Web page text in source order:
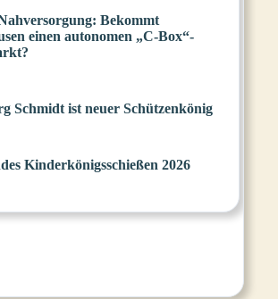
Bekommt
einen autonomen „C-Box“-
Schmidt ist neuer Schützenkönig
Kinderkönigsschießen 2026